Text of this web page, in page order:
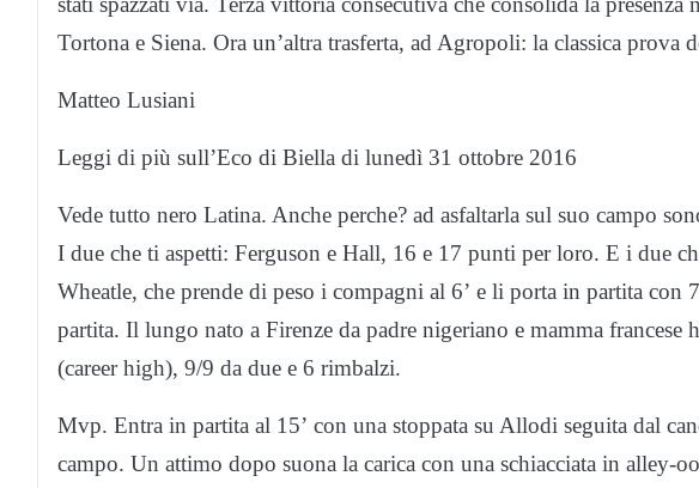
Tortona e Siena. Ora un’altra trasferta, ad Agropoli: la classica prova
Matteo Lusiani
Leggi di più sull’Eco di Biella di lunedì 31 ottobre 2016
Vede tutto nero Latina. Anche perche? ad asfaltarla sul suo campo
I due che ti aspetti: Ferguson e Hall, 16 e 17 punti per loro. E i due
Wheatle, che prende di peso i compagni al 6’ e li porta in partita con
partita. Il lungo nato a Firenze da padre nigeriano e mamma francese
(career high), 9/9 da due e 6 rimbalzi.
Mvp. Entra in partita al 15’ con una stoppata su Allodi seguita dal
campo. Un attimo dopo suona la carica con una schiacciata in alley-